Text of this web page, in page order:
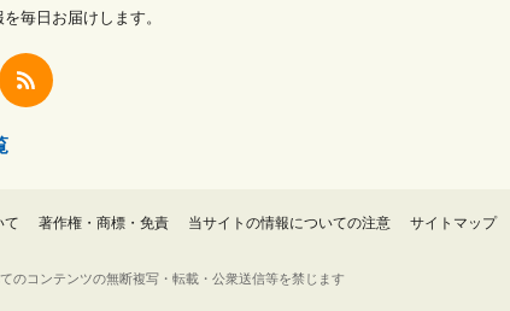
毎日お届けします。
て 著作権・商標・免責 当サイトの情報についての注意 サイトマップ
のコンテンツの無断複写・転載・公衆送信等を禁じます